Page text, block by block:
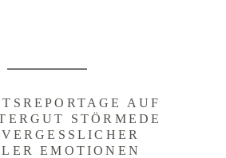
AUF
STÖRMEDE
EMOTIONEN